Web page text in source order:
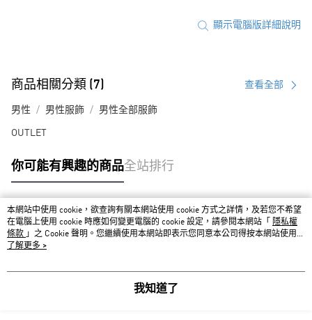
顯示電腦版詳細說明
商品相關分類 (7) 查看全部
男性 男性服飾 男性全部服飾
OUTLET
你可能有興趣的商品全站排行
熱門標籤
本網站中使用 cookie，欲查詢有關本網站使用 cookie 方式之詳情，及若您不希望
在電腦上使用 cookie 時應如何變更電腦的 cookie 設定，請參閱本網站「
隱私權
條款 」之 Cookie 聲明。您繼續使用本網站即表示您同意本公司得按本網站使用條
款之 Cookie 聲明使用 cookie。
了解更多 >
我知道了